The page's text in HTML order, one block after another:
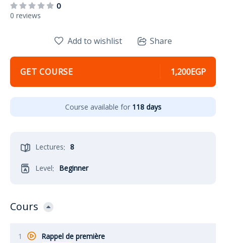
0
0 reviews
Lectures: 8
Level: Beginner
Add to wishlist Share
GET COURSE 1,200EGP
Course available for 118 days
Cours
1 Rappel de première